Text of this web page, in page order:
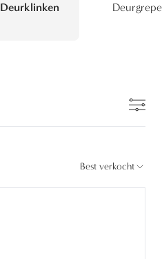
Deurklinken
Best verkocht